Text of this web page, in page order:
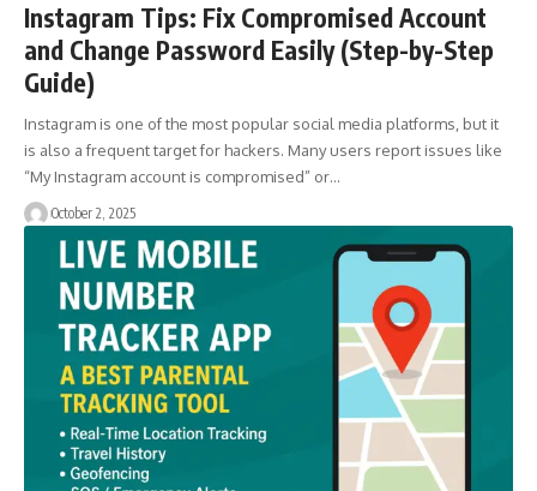
Instagram Tips: Fix Compromised Account
and Change Password Easily (Step-by-Step
Guide)
Instagram is one of the most popular social media platforms, but it
is also a frequent target for hackers. Many users report issues like
“My Instagram account is compromised” or…
October 2, 2025